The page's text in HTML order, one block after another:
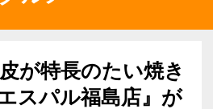
が特長のたい焼き
スパル福島店』が